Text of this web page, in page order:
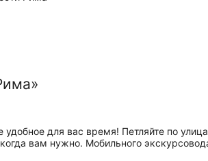
для вас время! Петляйте по
вам нужно. Мобильного